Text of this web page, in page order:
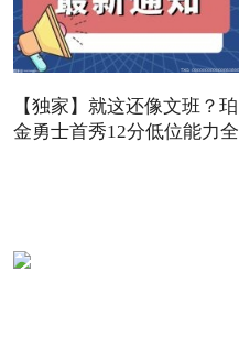
【独家】就这还像文班？珀
金勇士首秀12分低位能力全